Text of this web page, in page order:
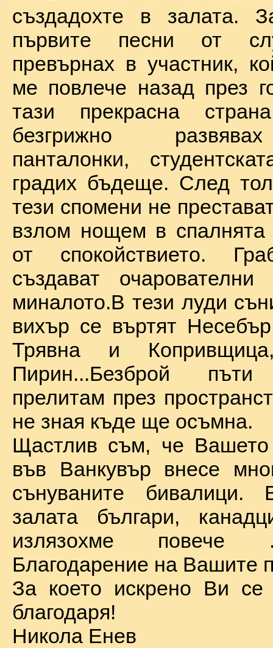
създадохте в залата.
първите песни от
превърнах в участник,
ме повлече назад през
тази прекрасна
безгрижно
панталонки,
градих бъдеще. След
тези спомени не
взлом нощем в спалнята
от спокойствието.
създават
миналото.В тези луди
вихър се въртят
Трявна и
Пирин...Безброй
прелитам през
не зная къде ще осъмна.
Щастлив съм, че Вашето
във Ванкувър внесе
сънуваните бивалици.
залата българи,
излязохме
Благодарение на Вашите
За което искрено Ви се
благодаря!
Никола Енев